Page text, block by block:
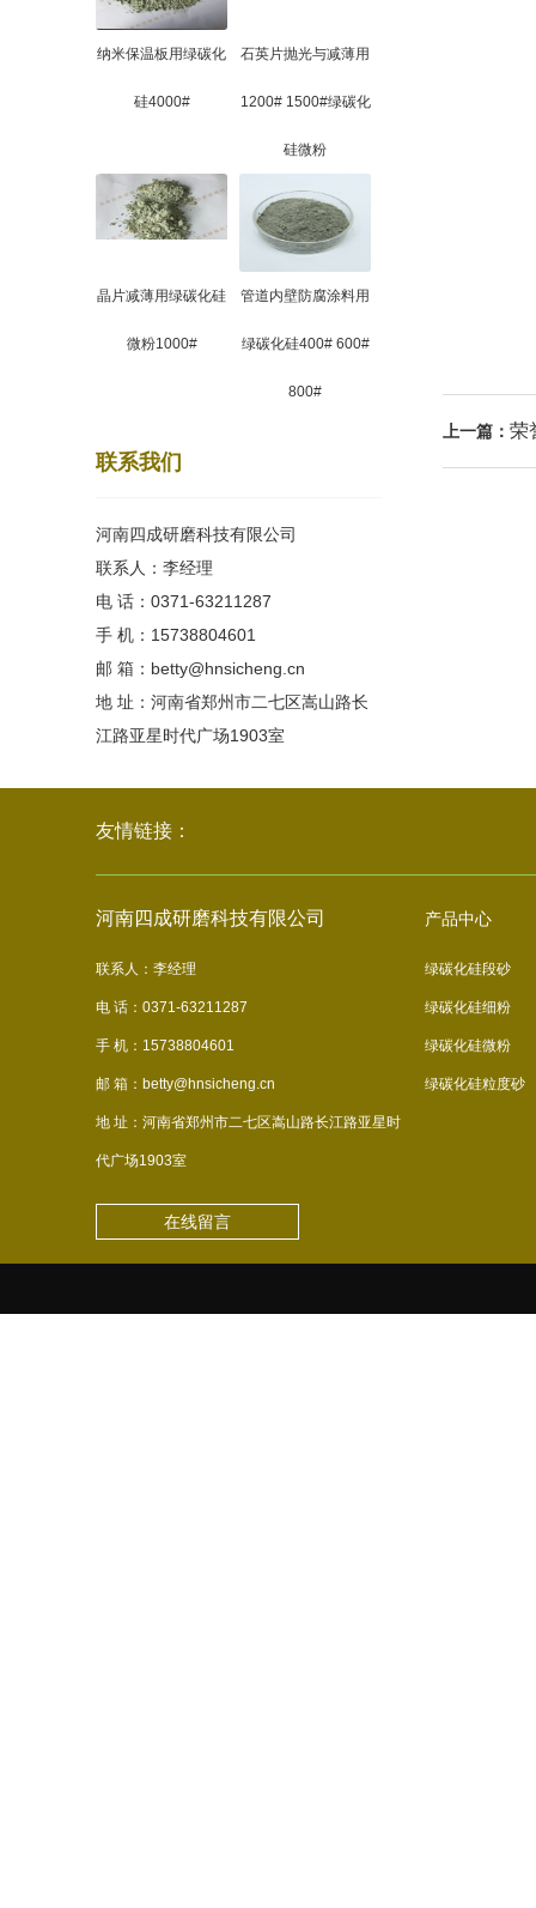
纳米保温板用绿碳化
硅4000#
石英片抛光与减薄用
1200# 1500#绿碳化
硅微粉
晶片减薄用绿碳化硅
微粉1000#
管道内壁防腐涂料用
绿碳化硅400# 600#
800#
联系我们
河南四成研磨科技有限公司
联系人：李经理
电 话：0371-63211287
手 机：15738804601
邮 箱：betty@hnsicheng.cn
地 址：河南省郑州市二七区嵩山路长
江路亚星时代广场1903室
上一篇： 荣
友情链接：
河南四成研磨科技有限公司
联系人：李经理
电 话：0371-63211287
手 机：15738804601
邮 箱：betty@hnsicheng.cn
地 址：河南省郑州市二七区嵩山路长江路亚星时
代广场1903室
在线留言
产品中心
绿碳化硅段砂
绿碳化硅细粉
绿碳化硅微粉
绿碳化硅粒度砂